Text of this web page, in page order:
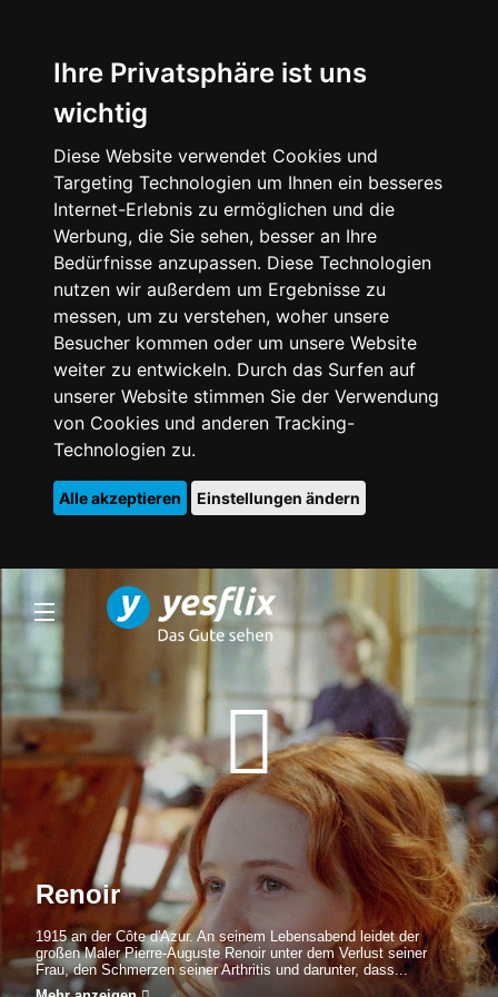
Ihre Privatsphäre ist uns
wichtig
Diese Website verwendet Cookies und
Targeting Technologien um Ihnen ein besseres
Internet-Erlebnis zu ermöglichen und die
Werbung, die Sie sehen, besser an Ihre
Bedürfnisse anzupassen. Diese Technologien
nutzen wir außerdem um Ergebnisse zu
messen, um zu verstehen, woher unsere
Besucher kommen oder um unsere Website
weiter zu entwickeln. Durch das Surfen auf
unserer Website stimmen Sie der Verwendung
von Cookies und anderen Tracking-
Technologien zu.
Alle akzeptieren Einstellungen ändern
Renoir
1915 an der Côte d'Azur. An seinem Lebensabend leidet der
großen Maler Pierre-Auguste Renoir unter dem Verlust seiner
Frau, den Schmerzen seiner Arthritis und darunter, dass...